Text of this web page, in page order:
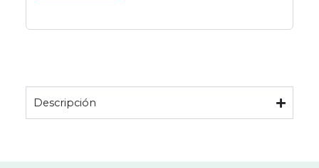
Descripción